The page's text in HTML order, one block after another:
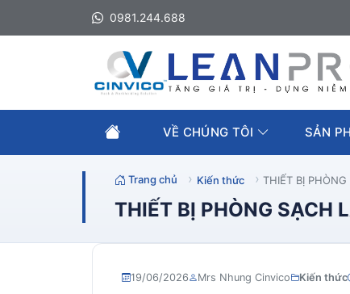
0981.244.688
VỀ CHÚNG TÔI SẢN
Trang chủ Kiến thức THIẾT BỊ
THIẾT BỊ PHÒNG SẠCH
19/06/2026 Mrs Nhung Cinvico Kiến thức